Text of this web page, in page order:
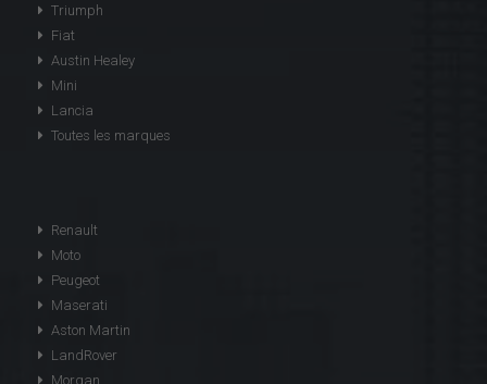
Triumph
Fiat
Austin Healey
Mini
Lancia
Toutes les marques
Renault
Moto
Peugeot
Maserati
Aston Martin
LandRover
Morgan